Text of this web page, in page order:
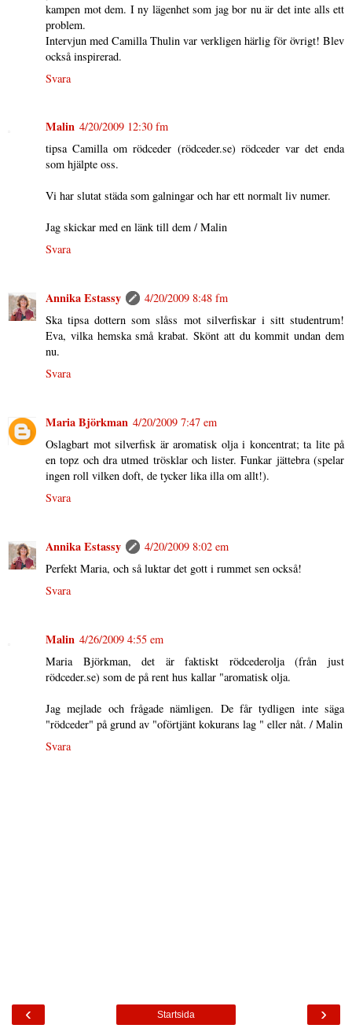
kampen mot dem. I ny lägenhet som jag bor nu är det inte alls ett
problem.
Intervjun med Camilla Thulin var verkligen härlig för övrigt! Blev
också inspirerad.
Svara
Malin 4/20/2009 12:30 fm
tipsa Camilla om rödceder (rödceder.se) rödceder var det enda
som hjälpte oss.
Vi har slutat städa som galningar och har ett normalt liv numer.
Jag skickar med en länk till dem / Malin
Svara
Annika Estassy
4/20/2009 8:48 fm
Ska tipsa dottern som slåss mot silverfiskar i sitt studentrum!
Eva, vilka hemska små krabat. Skönt att du kommit undan dem
nu.
Svara
Maria Björkman 4/20/2009 7:47 em
Oslagbart mot silverfisk är aromatisk olja i koncentrat; ta lite på
en topz och dra utmed trösklar och lister. Funkar jättebra (spelar
ingen roll vilken doft, de tycker lika illa om allt!).
Svara
Annika Estassy
4/20/2009 8:02 em
Perfekt Maria, och så luktar det gott i rummet sen också!
Svara
Malin 4/26/2009 4:55 em
Maria Björkman, det är faktiskt rödcederolja (från just
rödceder.se) som de på rent hus kallar "aromatisk olja.
Jag mejlade och frågade nämligen. De får tydligen inte säga
"rödceder" på grund av "oförtjänt kokurans lag " eller nåt. / Malin
Svara
‹ ›
Startsida